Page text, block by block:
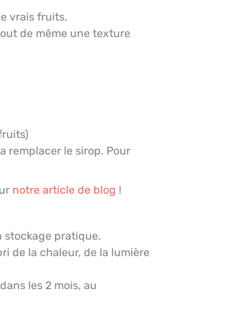
vrais fruits.
de même une texture
remplacer le sirop. Pour
notre article de blog !
stockage pratique.
de la chaleur, de la lumière
les 2 mois, au